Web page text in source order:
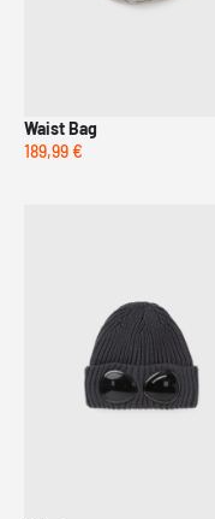
Waist Bag
189,99 €